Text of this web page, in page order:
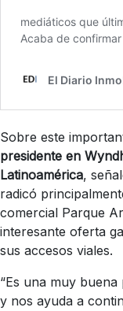
Sobre este
presidente en
Latinoamérica,
radicó
comercial Parque
interesante oferta
sus accesos viales.
“Es una muy
y nos ayuda a